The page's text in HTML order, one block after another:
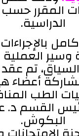
المقرر
الدراسية.
العملية
تم عقد
أعضاء
الطب
القسم د.
البكوش.